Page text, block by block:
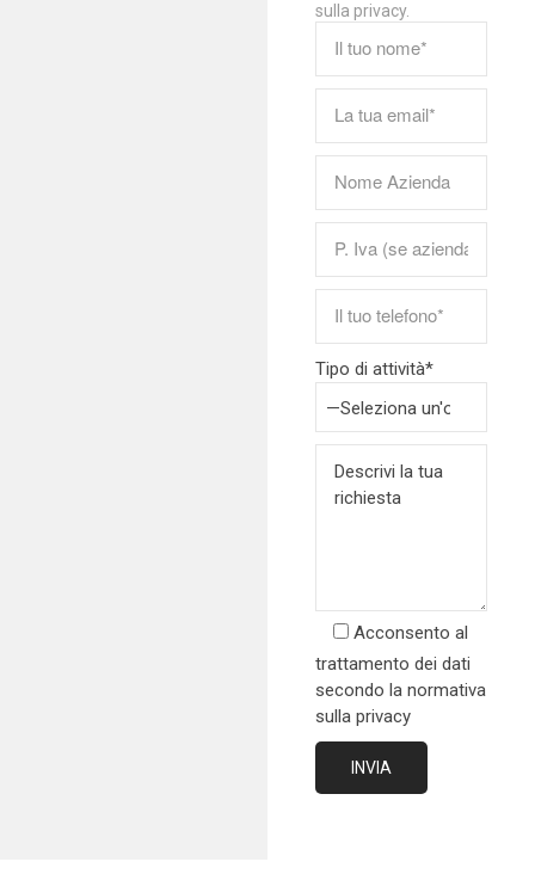
sulla privacy.
Tipo di attività*
Acconsento al
trattamento dei dati
secondo la normativa
sulla privacy